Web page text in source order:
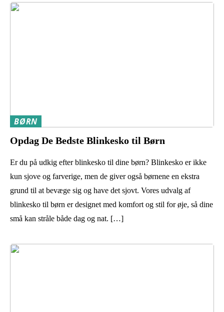
BØRN
Opdag De Bedste Blinkesko til Børn
Er du på udkig efter blinkesko til dine børn? Blinkesko er ikke
kun sjove og farverige, men de giver også børnene en ekstra
grund til at bevæge sig og have det sjovt. Vores udvalg af
blinkesko til børn er designet med komfort og stil for øje, så dine
små kan stråle både dag og nat. […]